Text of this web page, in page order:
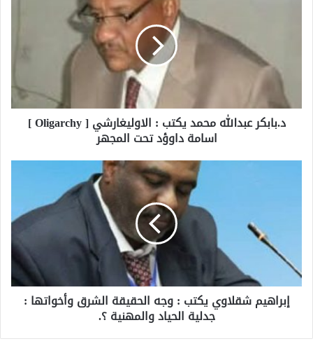
د.بابكر عبدالله محمد يكتب : الاوليغارشي [ Oligarchy ]
اسامة داوؤد تحت المجهر
إبراهيم شقلاوي يكتب : وجه الحقيقة الشرق وأخواتها :
جدلية الحياد والمهنية ؟.